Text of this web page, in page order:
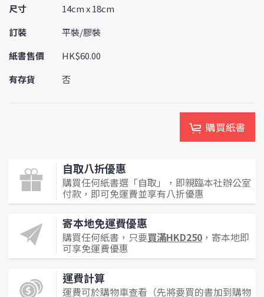
尺寸
14cm x 18cm
訂裝
平裝/膠裝
紙書售價
HK$60.00
有存貨
否
購買紙書
自取八折優惠
購買任何紙書選「自取」，即親臨本社辦公室
付款，即可免運費並享有八折優惠
寄本地免運費優惠
購買任何紙書，只要買滿HKD250 ，寄本地即
可享免運費優惠
運費計算
運費可於購物車查看（先將要買的書加到購物